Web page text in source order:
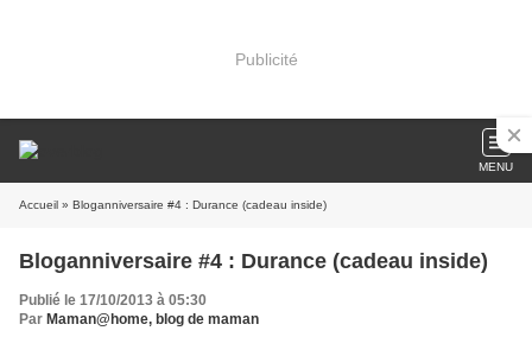
Publicité
MENU
Accueil » Bloganniversaire #4 : Durance (cadeau inside)
Bloganniversaire #4 : Durance (cadeau inside)
Publié le 17/10/2013 à 05:30
Par Maman@home, blog de maman